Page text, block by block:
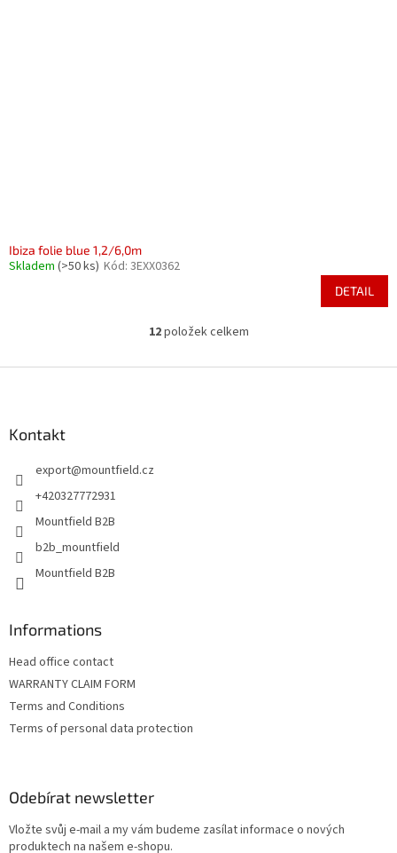
Ibiza folie blue 1,2/6,0m
Skladem (>50 ks) Kód: 3EXX0362
DETAIL
O
l
12položek celkem
Kontakt
export@mountfield.cz
+420327772931
Mountfield B2B
b2b_mountfield
Mountfield B2B
Informations
Head office contact
WARRANTY CLAIM FORM
Terms and Conditions
Terms of personal data protection
Odebírat newsletter
Vložte svůj e-mail a my vám budeme zasílat informace o nových
produktech na našem e-shopu.